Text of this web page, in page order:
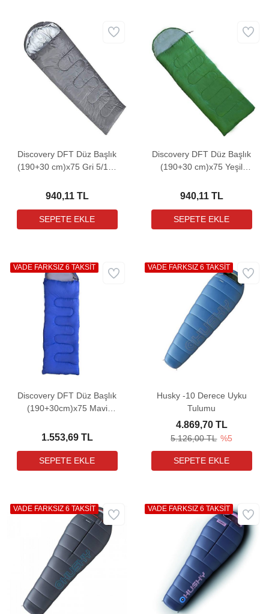
Discovery DFT Düz Başlık
(190+30 cm)x75 Gri 5/15°
940,11 TL
Discovery DFT Düz Başlık
(190+30 cm)x75 Yeşil
940,11 TL
Discovery DFT Düz Başlık
(190+30cm)x75 Mavi
1.553,69 TL
VADE FARKSIZ 6 TAKSİT
Husky -10 Derece Uyku
Tulumu
5.126,00 TL %5
4.869,70 TL
VADE FARKSIZ 6 TAKSİT
VADE FARKSIZ 6 TAKSİT VADE FARKSIZ 6 TAKSİT